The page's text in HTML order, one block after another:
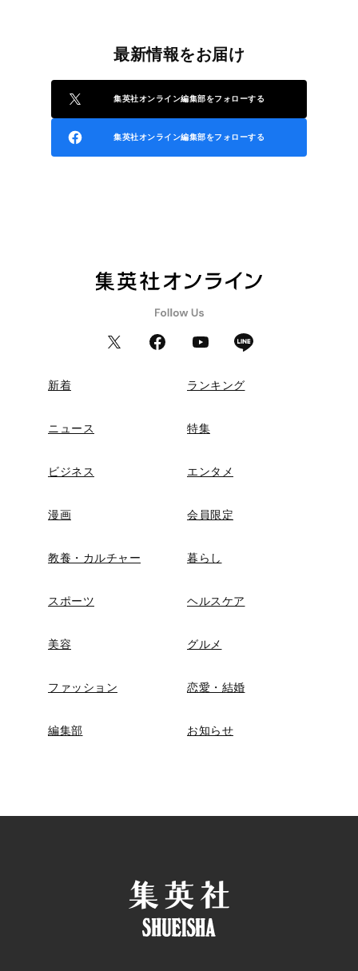
最新情報をお届け
集英社オンライン編集部をフォローする
集英社オンライン編集部をフォローする
新着 ランキング
ニュース 特集
ビジネス エンタメ
漫画 会員限定
教養・カルチャー 暮らし
スポーツ ヘルスケア
美容 グルメ
ファッション 恋愛・結婚
編集部 お知らせ